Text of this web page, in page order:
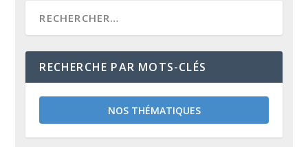
RECHERCHE PAR MOTS-CLÉS
NOS THÉMATIQUES